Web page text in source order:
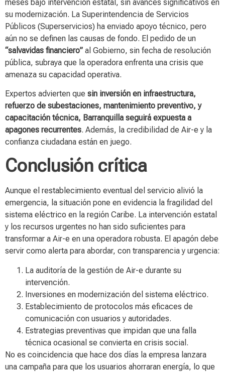
meses bajo intervención estatal, sin avances significativos en
su modernización. La Superintendencia de Servicios
Públicos (Superservicios) ha enviado apoyo técnico, pero
aún no se definen las causas de fondo. El pedido de un
“salvavidas financiero” al Gobierno, sin fecha de resolución
pública, subraya que la operadora enfrenta una crisis que
amenaza su capacidad operativa.
Expertos advierten que sin inversión en infraestructura,
refuerzo de subestaciones, mantenimiento preventivo, y
capacitación técnica, Barranquilla seguirá expuesta a
apagones recurrentes. Además, la credibilidad de Air-e y la
confianza ciudadana están en juego.
Conclusión crítica
Aunque el restablecimiento eventual del servicio alivió la
emergencia, la situación pone en evidencia la fragilidad del
sistema eléctrico en la región Caribe. La intervención estatal
y los recursos urgentes no han sido suficientes para
transformar a Air-e en una operadora robusta. El apagón debe
servir como alerta para abordar, con transparencia y urgencia:
La auditoría de la gestión de Air-e durante su
intervención.
Inversiones en modernización del sistema eléctrico.
Establecimiento de protocolos más eficaces de
comunicación con usuarios y autoridades.
Estrategias preventivas que impidan que una falla
técnica ocasional se convierta en crisis social.
No es coincidencia que hace dos días la empresa lanzara
una campaña para que los usuarios ahorraran energía, lo que